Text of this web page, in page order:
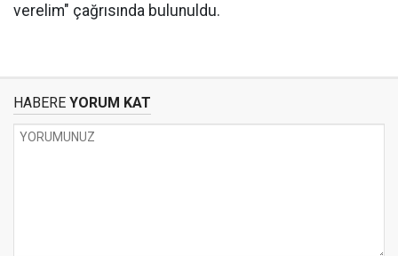
verelim" çağrısında bulunuldu.
HABERE YORUM KAT